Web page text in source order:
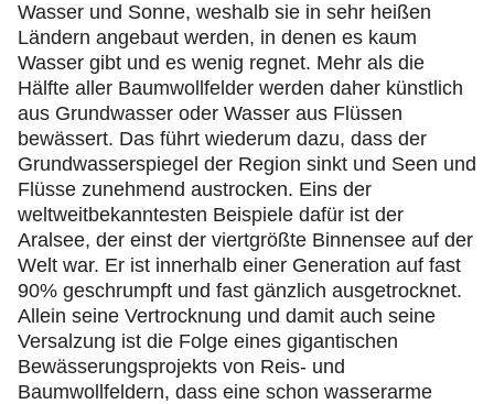
Wasser und Sonne, weshalb sie in sehr heißen
Ländern angebaut werden, in denen es kaum
Wasser gibt und es wenig regnet. Mehr als die
Hälfte aller Baumwollfelder werden daher künstlich
aus Grundwasser oder Wasser aus Flüssen
bewässert. Das führt wiederum dazu, dass der
Grundwasserspiegel der Region sinkt und Seen und
Flüsse zunehmend austrocken. Eins der
weltweitbekanntesten Beispiele dafür ist der
Aralsee, der einst der viertgrößte Binnensee auf der
Welt war. Er ist innerhalb einer Generation auf fast
90% geschrumpft und fast gänzlich ausgetrocknet.
Allein seine Vertrocknung und damit auch seine
Versalzung ist die Folge eines gigantischen
Bewässerungsprojekts von Reis- und
Baumwollfeldern, dass eine schon wasserarme